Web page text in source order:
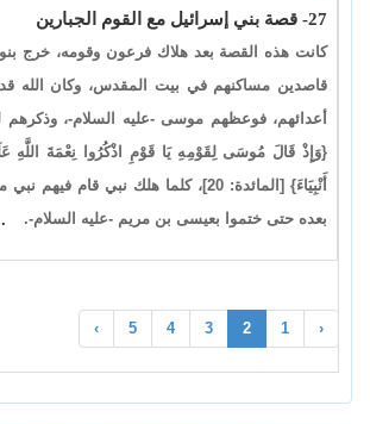
27- قصة بني إسرائيل مع القوم الجبارين
كانت هذه القصة بعد هلاك فرعون وقومه، خرج
قاصدين مساكنهم في بيت المقدس، وكان الله
أعدائهم، فوعظهم موسى -عليه السلام-، وذكرهم
{وَإِذْ قَالَ مُوسَى لِقَوْمِهِ يَا قَوْمِ اذْكُرُوا نِعْمَةَ اللَّهِ
أَنْبِيَاءَ} [المائدة: 20]، كلما هلك نبي قام
بعده حتى ختموا بعيسى بن مريم -عليه السلام-.
‹
1
2
3
4
5
›